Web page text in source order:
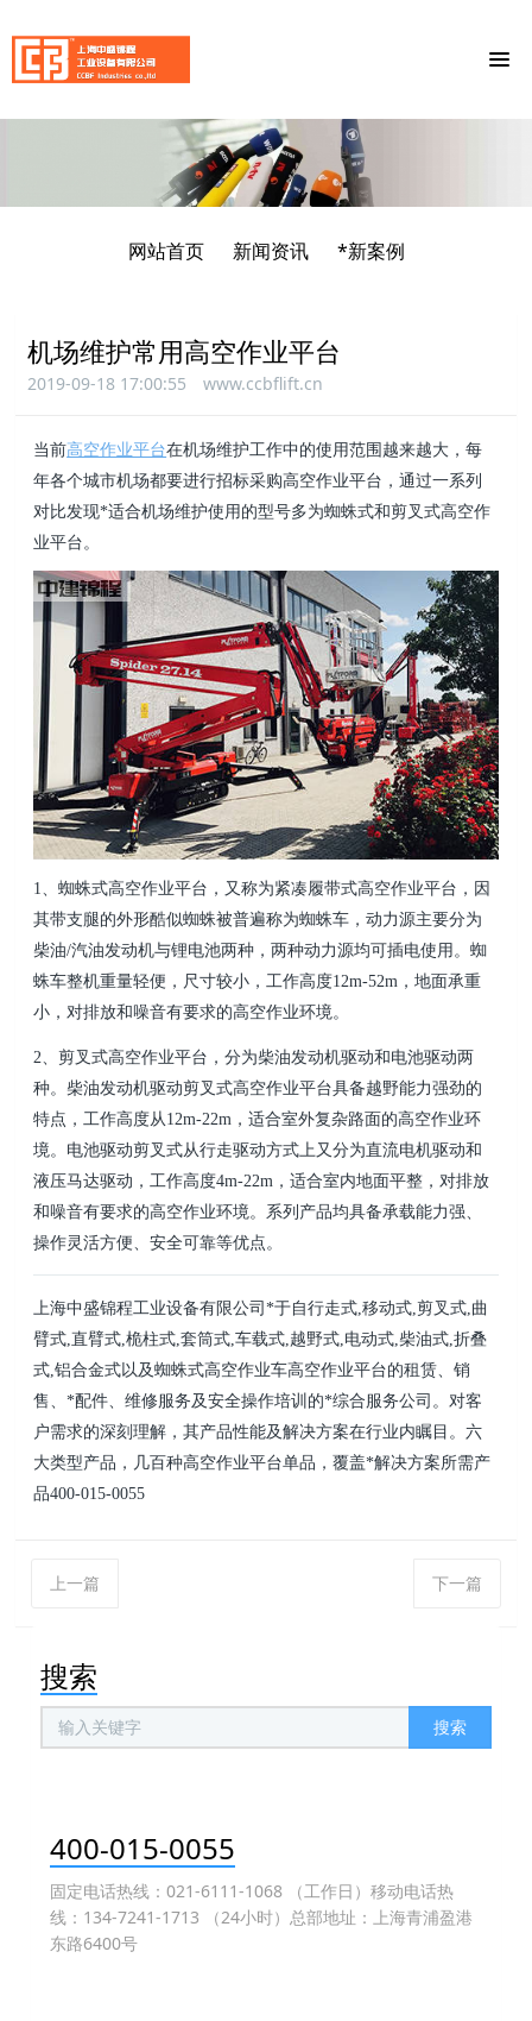
网站首页 新闻资讯 *新案例
机场维护常用高空作业平台
2019-09-18 17:00:55 www.ccbflift.cn
当前高空作业平台在机场维护工作中的使用范围越来越大，每
年各个城市机场都要进行招标采购高空作业平台，通过一系列
对比发现*适合机场维护使用的型号多为蜘蛛式和剪叉式高空作
业平台。
1、蜘蛛式高空作业平台，又称为紧凑履带式高空作业平台，因
其带支腿的外形酷似蜘蛛被普遍称为蜘蛛车，动力源主要分为
柴油/汽油发动机与锂电池两种，两种动力源均可插电使用。蜘
蛛车整机重量轻便，尺寸较小，工作高度12m-52m，地面承重
小，对排放和噪音有要求的高空作业环境。
2、剪叉式高空作业平台，分为柴油发动机驱动和电池驱动两
种。柴油发动机驱动剪叉式高空作业平台具备越野能力强劲的
特点，工作高度从12m-22m，适合室外复杂路面的高空作业环
境。电池驱动剪叉式从行走驱动方式上又分为直流电机驱动和
液压马达驱动，工作高度4m-22m，适合室内地面平整，对排放
和噪音有要求的高空作业环境。系列产品均具备承载能力强、
操作灵活方便、安全可靠等优点。
上海中盛锦程工业设备有限公司*于自行走式,移动式,剪叉式,曲
臂式,直臂式,桅柱式,套筒式,车载式,越野式,电动式,柴油式,折叠
式,铝合金式以及蜘蛛式高空作业车高空作业平台的租赁、销
售、*配件、维修服务及安全操作培训的*综合服务公司。对客
户需求的深刻理解，其产品性能及解决方案在行业内瞩目。六
大类型产品，几百种高空作业平台单品，覆盖*解决方案所需产
品400-015-0055
上一篇 下一篇
搜索
搜索
400-015-0055
固定电话热线：021-6111-1068 （工作日）移动电话热
线：134-7241-1713 （24小时）总部地址：上海青浦盈港
东路6400号